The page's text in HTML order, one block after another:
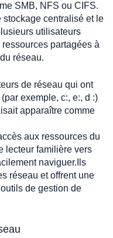
SMB, NFS ou CIFS.
stockage centralisé et le
utilisateurs
partagées à
réseau.
de réseau qui ont
exemple, c:, e:, d :)
apparaître comme
aux ressources du
lecteur familière vers
naviguer.Ils
réseau et offrent une
de gestion de